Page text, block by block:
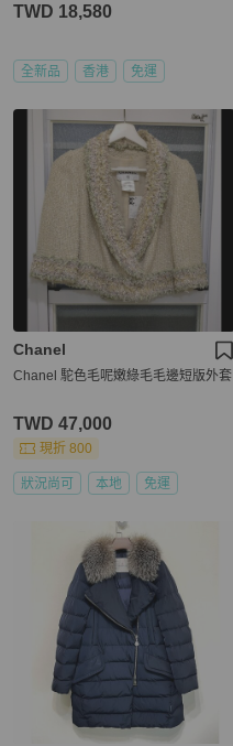
TWD 18,580
全新品 香港 免運
Chanel
Chanel 駝色毛呢嫩綠毛毛邊短版外套
TWD 47,000
現折 800
狀況尚可 本地 免運